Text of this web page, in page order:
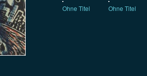
Ohne Titel Ohne Titel